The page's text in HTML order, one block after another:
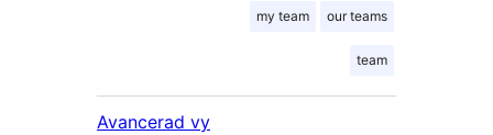
my team our teams
team
Avancerad vy